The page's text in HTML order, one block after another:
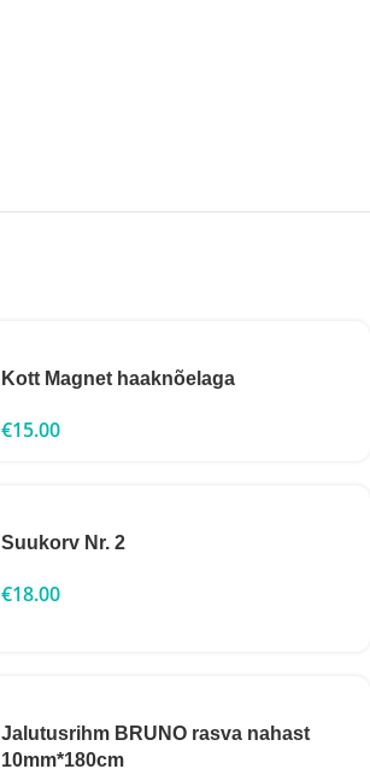
Kott Magnet haaknõelaga
€15.00
Suukorv Nr. 2
€18.00
Jalutusrihm BRUNO rasva nahast
10mm*180cm